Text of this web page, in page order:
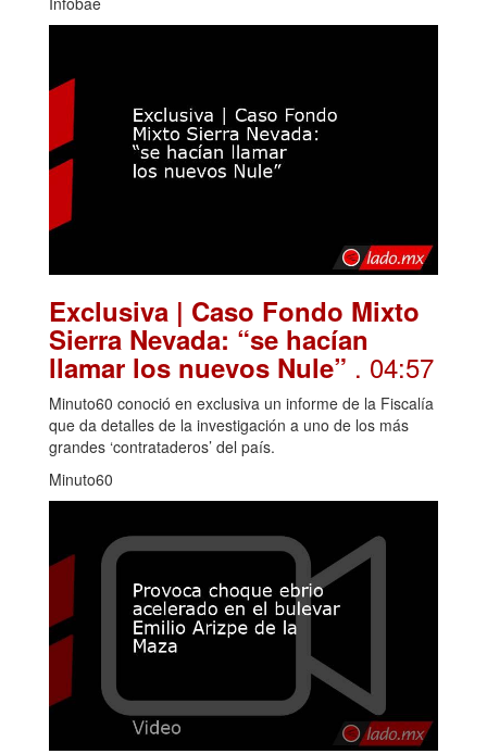
Exclusiva | Caso Fondo Mixto
Sierra Nevada: “se hacían
llamar los nuevos Nule” . 04:57
Minuto60 conoció en exclusiva un informe de la Fiscalía
que da detalles de la investigación a uno de los más
grandes ‘contrataderos’ del país.
Minuto60